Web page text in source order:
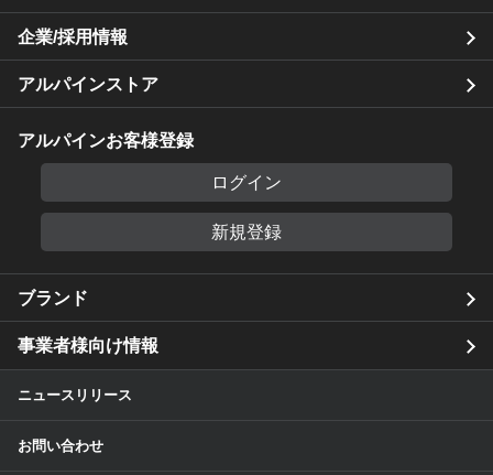
企業/採用情報
アルパインストア
アルパインお客様登録
ログイン
新規登録
ブランド
事業者様向け情報
ニュースリリース
お問い合わせ